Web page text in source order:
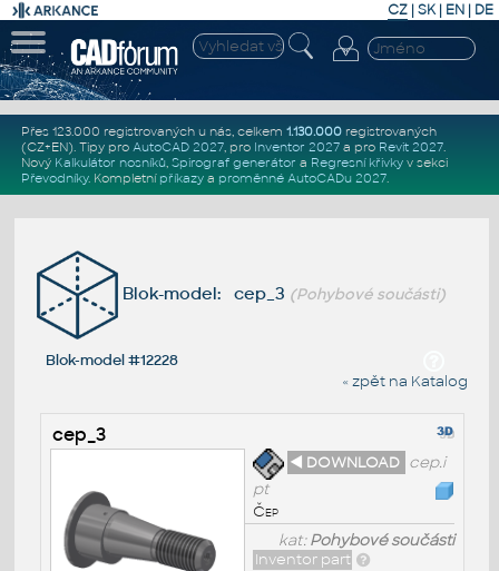
CZ | SK| EN | DE
Přes 123.000 registrovaných u nás, celkem 1.130.000registrovaných
(CZ+EN). Tipy pro AutoCAD 2027, pro Inventor 2027a pro Revit 2027.
Nový Kalkulátor nosníků, Spirograf generátor a Regresní křivkyv sekci
Převodníky. Kompletní příkazya proměnné AutoCADu 2027.
Blok-model: cep_3 (Pohybové součásti)
Blok-model #12228
« zpět na Katalog
cep_3
◄ DOWNLOAD cep.i
pt
Čep
kat:Pohybové součásti
Inventor part